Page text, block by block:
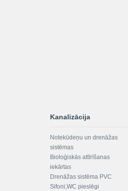
Kanalizācija
Notekūdeņu un drenāžas
sistēmas
Bioloģiskās attīrīšanas
iekārtas
Drenāžas sistēma PVC
Sifoni,WC pieslēgi